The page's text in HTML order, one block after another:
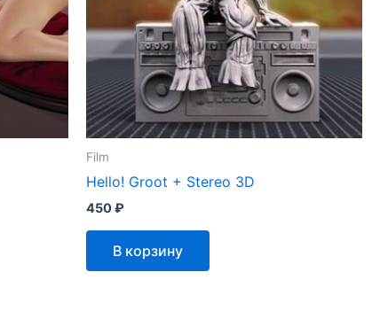
Film
Hello! Groot + Stereo 3D
450₽
В корзину